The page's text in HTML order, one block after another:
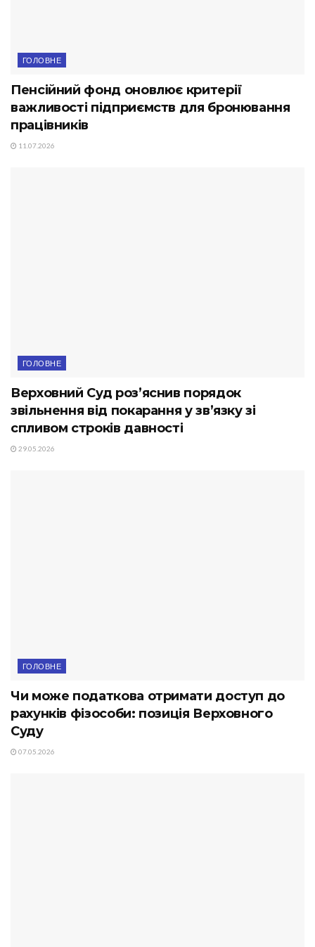
ГОЛОВНЕ
Пенсійний фонд оновлює критерії
важливості підприємств для бронювання
працівників
11.07.2026
ГОЛОВНЕ
Верховний Суд роз’яснив порядок
звільнення від покарання у зв’язку зі
спливом строків давності
29.05.2026
ГОЛОВНЕ
Чи може податкова отримати доступ до
рахунків фізособи: позиція Верховного
Суду
07.05.2026